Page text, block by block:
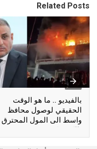
Related Posts
بالفيديو .. ما هو الوقت
الحقيقي لوصول محافظ
واسط الى المول المحترق
بالكوت؟